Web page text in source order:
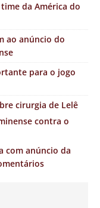
da América do
ao anúncio do
para o jogo
cirurgia de Lelê
contra o
com anúncio da